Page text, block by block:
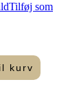
Tilføj som
kurv